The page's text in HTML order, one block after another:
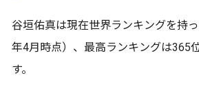
谷垣佑真は現在世界ランキングを持
年4月時点）、最高ランキングは365
す。